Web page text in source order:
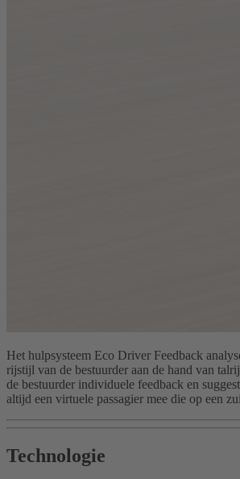
Het hulpsysteem Eco Driver Feedback
rijstijl van de bestuurder aan de hand van
de bestuurder individuele feedback en
altijd een virtuele passagier mee die op een
Technologie